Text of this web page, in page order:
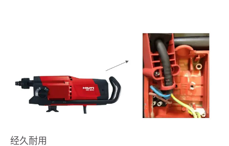
经久耐用